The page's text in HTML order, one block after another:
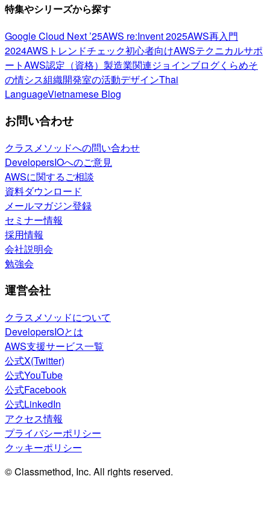
特集やシリーズから探す
Google Cloud Next ’25AWS re:Invent 2025AWS再入門
2024AWSトレンドチェック初心者向けAWSテクニカルサポ
ートAWS認定（資格） 製造業関連ジョインブログくらめそ
の情シス組織開発室の活動デザインThai
LanguageVietnamese Blog
お問い合わせ
クラスメソッドへの問い合わせ
DevelopersIOへのご意見
AWSに関するご相談
資料ダウンロード
メールマガジン登録
セミナー情報
採用情報
会社説明会
勉強会
運営会社
クラスメソッドについて
DevelopersIOとは
AWS支援サービス一覧
公式X(Twitter)
公式YouTube
公式Facebook
公式LinkedIn
アクセス情報
プライバシーポリシー
クッキーポリシー
© Classmethod, Inc. All rights reserved.